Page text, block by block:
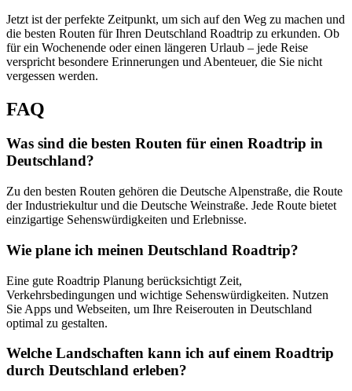
Jetzt ist der perfekte Zeitpunkt, um sich auf den Weg zu machen und
die besten Routen für Ihren Deutschland Roadtrip zu erkunden. Ob
für ein Wochenende oder einen längeren Urlaub – jede Reise
verspricht besondere Erinnerungen und Abenteuer, die Sie nicht
vergessen werden.
FAQ
Was sind die besten Routen für einen Roadtrip in
Deutschland?
Zu den besten Routen gehören die Deutsche Alpenstraße, die Route
der Industriekultur und die Deutsche Weinstraße. Jede Route bietet
einzigartige Sehenswürdigkeiten und Erlebnisse.
Wie plane ich meinen Deutschland Roadtrip?
Eine gute Roadtrip Planung berücksichtigt Zeit,
Verkehrsbedingungen und wichtige Sehenswürdigkeiten. Nutzen
Sie Apps und Webseiten, um Ihre Reiserouten in Deutschland
optimal zu gestalten.
Welche Landschaften kann ich auf einem Roadtrip
durch Deutschland erleben?